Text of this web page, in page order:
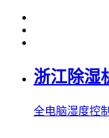
浙江除湿
全电脑湿度控